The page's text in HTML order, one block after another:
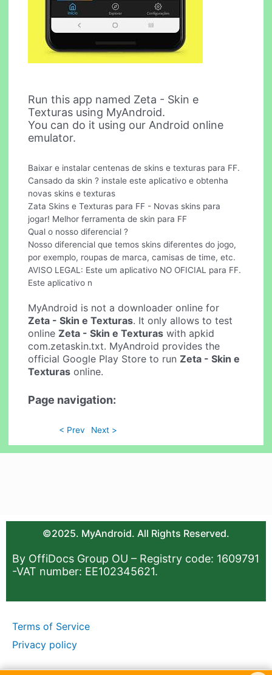
Run this app named Zeta - Skin e
Texturas using MyAndroid.
You can do it using our Android online
emulator.
Baixar e instalar centenas de skins e texturas para FF.
Cansado da skin ? instale este aplicativo e obtenha
novas skins e texturas
Zata Skins e Texturas para FF - Novas skins para
jogar! Melhor ferramenta de skin para FF
Qual o nosso diferencial ?
Nosso diferencial que temos skins diferentes do jogo,
por exemplo, roupas de marca, camisas de time, etc.
AVISO LEGAL: Este um aplicativo NO OFICIAL para FF.
Este aplicativo n
MyAndroid is not a downloader online for
Zeta - Skin e Texturas. It only allows to test
onlineZeta - Skin e Texturas with apkid
com.zetaskin.txt. MyAndroid provides the
official Google Play Store to runZeta - Skin e
Texturas online.
Page navigation:
< Prev Next >
©2025. MyAndroid. All Rights Reserved.
By OffiDocs Group OU – Registry code: 1609791
-VAT number: EE102345621.
Terms of Service
Privacy policy